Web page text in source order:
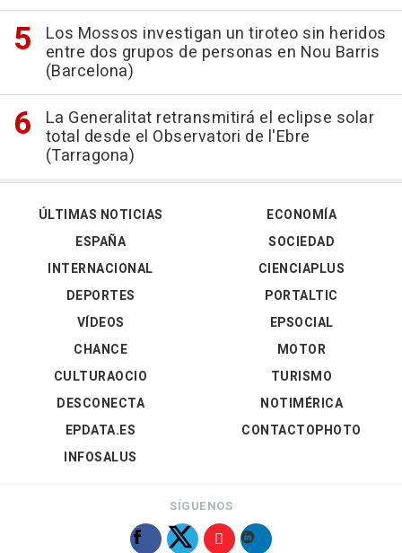
Los Mossos investigan un tiroteo sin heridos
entre dos grupos de personas en Nou Barris
(Barcelona)
La Generalitat retransmitirá el eclipse solar
total desde el Observatori de l'Ebre
(Tarragona)
ÚLTIMAS NOTICIAS
ESPAÑA
INTERNACIONAL
DEPORTES
VÍDEOS
ECONOMÍA
SOCIEDAD
CIENCIAPLUS
PORTALTIC
EPSOCIAL
CHANCE
CULTURAOCIO
DESCONECTA
EPDATA.ES
INFOSALUS
MOTOR
TURISMO
NOTIMÉRICA
CONTACTOPHOTO
SÍGUENOS